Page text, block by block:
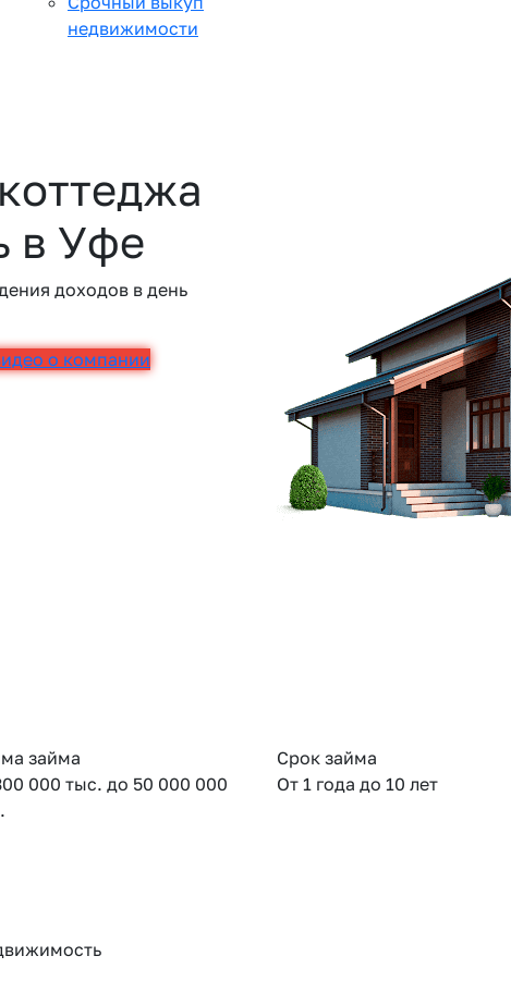
недвижимости
в Уфе
доходов в день
о компании
займа
000 тыс. до 50 000 000
Срок займа
От 1 года до 10 лет